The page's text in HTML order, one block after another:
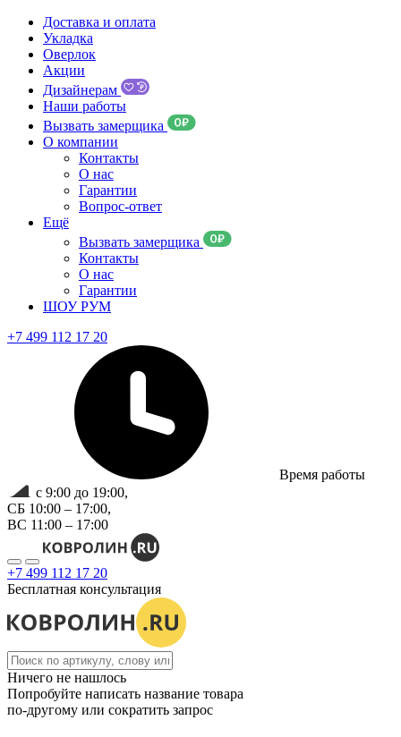
Доставка и оплата
Укладка
Оверлок
Акции
Дизайнерам
Наши работы
Вызвать замерщика
О компании
Контакты
О нас
Гарантии
Вопрос-ответ
Ещё
Вызвать замерщика
Контакты
О нас
Гарантии
ШОУ РУМ
+7 499 112 17 20
Время работы
с 9:00 до 19:00,
СБ 10:00 – 17:00,
ВС 11:00 – 17:00
+7 499 112 17 20
Бесплатная консультация
Ничего не нашлось
Попробуйте написать название товара
по-другому или сократить запрос